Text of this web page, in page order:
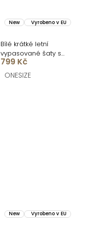
New Vyrobeno v EU
Bílé krátké letní
vypasované šaty s
citrony SOLARIS
799 Kč
ONESIZE
New Vyrobeno v EU